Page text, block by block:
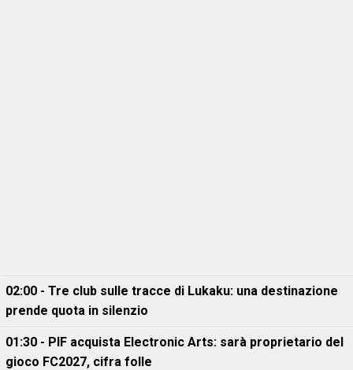
02:00 - Tre club sulle tracce di Lukaku: una destinazione
prende quota in silenzio
01:30 - PIF acquista Electronic Arts: sarà proprietario del
gioco FC2027, cifra folle